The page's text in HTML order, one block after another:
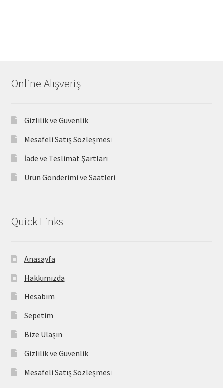
Online Alışveriş
Gizlilik ve Güvenlik
Mesafeli Satış Sözleşmesi
İade ve Teslimat Şartları
Ürün Gönderimi ve Saatleri
Quick Links
Anasayfa
Hakkımızda
Hesabım
Sepetim
Bize Ulaşın
Gizlilik ve Güvenlik
Mesafeli Satış Sözleşmesi